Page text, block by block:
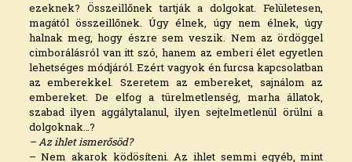
ezeknek? Összeillőnek tartják a dolgokat. Felületesen,
magától összeillőnek. Úgy élnek, úgy nem élnek, úgy
halnak meg, hogy észre sem veszik. Nem az ördöggel
cimborálásról van itt szó, hanem az emberi élet egyetlen
lehetséges módjáról. Ezért vagyok én furcsa kapcsolatban
az emberekkel. Szeretem az embereket, sajnálom az
embereket. De elfog a türelmetlenség, marha állatok,
szabad ilyen aggálytalanul, ilyen sejtelmetlenül örülni a
dolgoknak…?
– Az ihlet ismerősöd?
– Nem akarok ködösíteni. Az ihlet semmi egyéb, mint